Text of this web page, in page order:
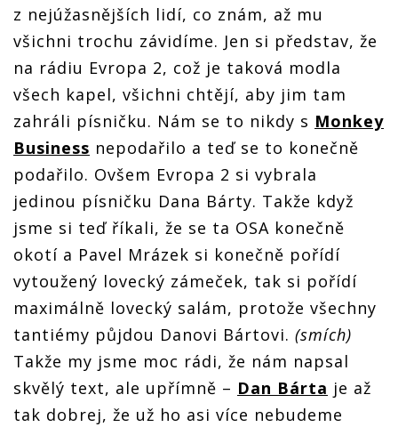
z nejúžasnějších lidí, co znám, až mu
všichni trochu závidíme. Jen si představ, že
na rádiu Evropa 2, což je taková modla
všech kapel, všichni chtějí, aby jim tam
zahráli písničku. Nám se to nikdy s Monkey
Business nepodařilo a teď se to konečně
podařilo. Ovšem Evropa 2 si vybrala
jedinou písničku Dana Bárty. Takže když
jsme si teď říkali, že se ta OSA konečně
okotí a Pavel Mrázek si konečně pořídí
vytoužený lovecký zámeček, tak si pořídí
maximálně lovecký salám, protože všechny
tantiémy půjdou Danovi Bártovi. (smích)
Takže my jsme moc rádi, že nám napsal
skvělý text, ale upřímně – Dan Bárta je až
tak dobrej, že už ho asi více nebudeme